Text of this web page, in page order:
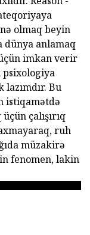
olmaq beyin
dünya anlamaq
imkan verir
Bu
istiqamətdə
çalışırıq
ruh
müzakirə
fenomen, lakin